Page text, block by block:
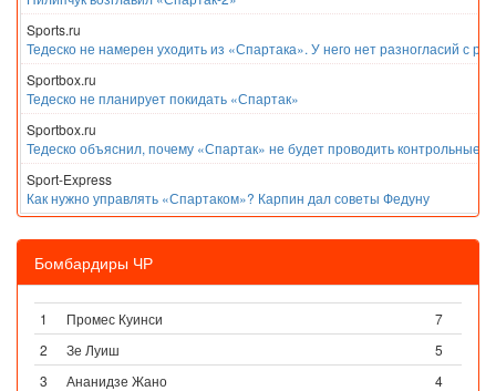
Sports.ru
Тедеско не намерен уходить из «Спартака». У него нет разногласий с
Sportbox.ru
Тедеско не планирует покидать «Спартак»
Sportbox.ru
Тедеско объяснил, почему «Спартак» не будет проводить контрольные
Sport-Express
Как нужно управлять «Спартаком»? Карпин дал советы Федуну
Бомбардиры ЧР
1 Промес Куинси
7
2
Зе Луиш
5
3
Ананидзе Жано
4